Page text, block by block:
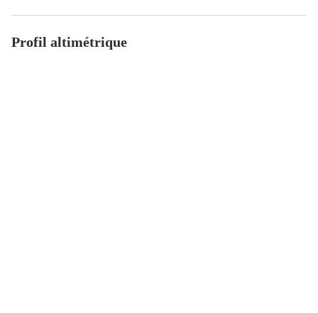
Profil altimétrique